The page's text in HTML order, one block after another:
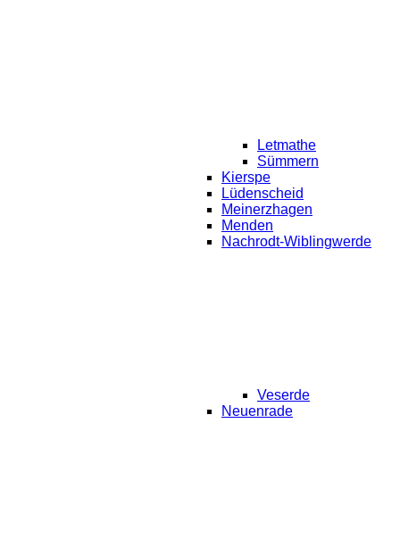
Letmathe
Sümmern
Kierspe
Lüdenscheid
Meinerzhagen
Menden
Nachrodt-Wiblingwerde
Veserde
Neuenrade